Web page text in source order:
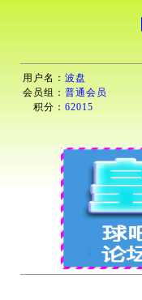
用户名： 波盘
会员组： 普通会员
积分： 62015